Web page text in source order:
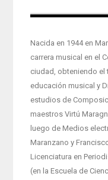
Nacida en 1944 en
carrera musical en el
ciudad, obteniendo el
educación musical y
estudios de
maestros Virtú
luego de Medios
Maranzano y
Licenciatura en
(en la Escuela de